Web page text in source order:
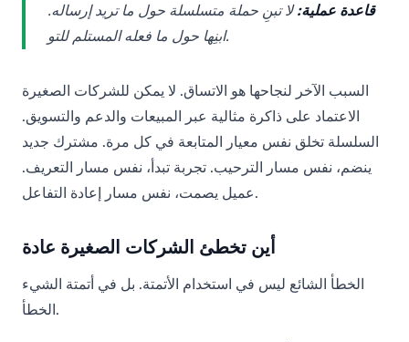
قاعدة عملية:لا تبنِ حملة متسلسلة حول ما تريد إرساله.
ابنِها حول ما فعله المستلم للتو.
السبب الآخر لنجاحها هو الاتساق. لا يمكن للشركات الصغيرة
الاعتماد على ذاكرة مثالية عبر المبيعات والدعم والتسويق.
السلسلة تخلق نفس معيار المتابعة في كل مرة. مشترك جديد
ينضم، نفس مسار الترحيب. تجربة تبدأ، نفس مسار التعريف.
عميل يصمت، نفس مسار إعادة التفاعل.
أين تخطئ الشركات الصغيرة عادة
الخطأ الشائع ليس في استخدام الأتمتة. بل في أتمتة الشيء
الخطأ.